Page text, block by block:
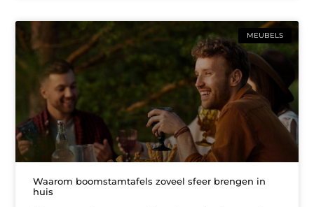
MEUBELS
Waarom boomstamtafels zoveel sfeer brengen in
huis